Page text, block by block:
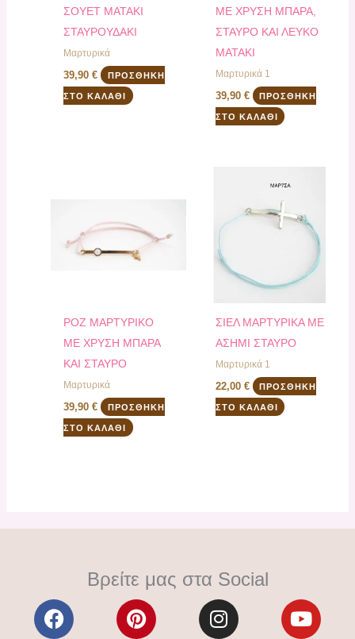
ΣΟΥΕΤ ΜΑΤΑΚΙ
ΣΤΑΥΡΟΥΔΑΚΙ
Μαρτυρικά
39,90€ ΠΡΟΣΘΉΚΗ
ΣΤΟ ΚΑΛΆΘΙ
ΜΕ ΧΡΥΣΗ ΜΠΑΡΑ,
ΣΤΑΥΡΟ ΚΑΙ ΛΕΥΚΟ
ΜΑΤΑΚΙ
Μαρτυρικά 1
39,90 € ΠΡΟΣΘΉΚΗ
ΣΤΟ ΚΑΛΆΘΙ
ΡΟΖ ΜΑΡΤΥΡΙΚΟ
ΜΕ ΧΡΥΣΗ ΜΠΑΡΑ
ΚΑΙ ΣΤΑΥΡΟ
Μαρτυρικά
39,90€ ΠΡΟΣΘΉΚΗ
ΣΤΟ ΚΑΛΆΘΙ
ΣΙΕΛ ΜΑΡΤΥΡΙΚΑ ΜΕ
ΑΣΗΜΙ ΣΤΑΥΡΟ
Μαρτυρικά 1
22,00 € ΠΡΟΣΘΉΚΗ
ΣΤΟ ΚΑΛΆΘΙ
Βρείτε μας στα Social
F
a
P
i
I
n
Y
o